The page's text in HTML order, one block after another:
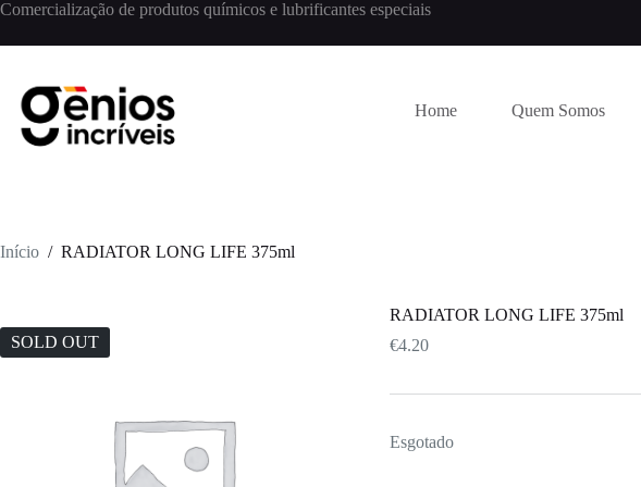
Comercialização de produtos químicos e lubrificantes especiais
Home Quem Somos
Início / RADIATOR LONG LIFE 375ml
SOLD OUT
RADIATOR LONG LIFE 375ml
€4.20
Esgotado